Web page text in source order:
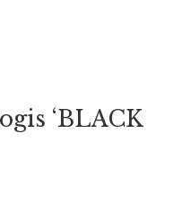
‘BLACK